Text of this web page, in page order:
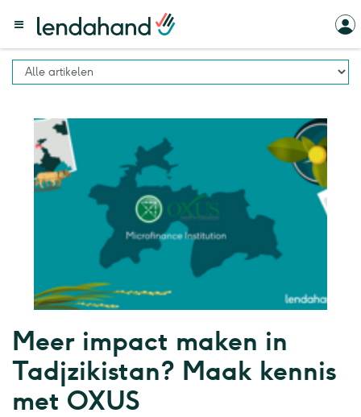
Meer impact maken in
Tadjzikistan? Maak kennis
met OXUS